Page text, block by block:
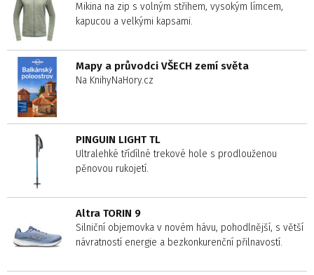
Mikina na zip s volným střihem, vysokým límcem,
kapucou a velkými kapsami.
Mapy a průvodci VŠECH zemí světa
Na KnihyNaHory.cz
PINGUIN LIGHT TL
Ultralehké třídílné trekové hole s prodlouženou
pěnovou rukojetí.
Altra TORIN 9
Silniční objemovka v novém hávu, pohodlnější, s větší
návratností energie a bezkonkurenční přilnavostí.